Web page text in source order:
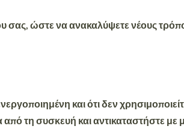
σας, ώστε να ανακαλύψετε νέους
και ότι δεν
τη συσκευή και αντικαταστήστε με